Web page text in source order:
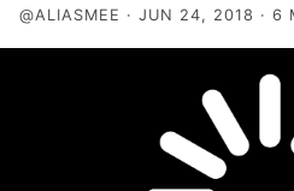
About
@ALIASMEE · JUN 24, 2018 · 6